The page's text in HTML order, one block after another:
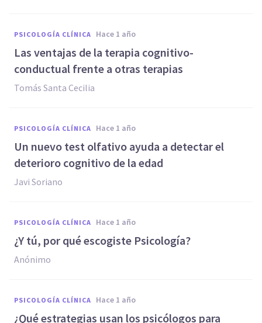
PSICOLOGÍA CLÍNICA hace 1 año
Las ventajas de la terapia cognitivo-
conductual frente a otras terapias
Tomás Santa Cecilia
PSICOLOGÍA CLÍNICA hace 1 año
Un nuevo test olfativo ayuda a detectar el
deterioro cognitivo de la edad
Javi Soriano
PSICOLOGÍA CLÍNICA hace 1 año
¿Y tú, por qué escogiste Psicología?
Anónimo
PSICOLOGÍA CLÍNICA hace 1 año
¿Qué estrategias usan los psicólogos para